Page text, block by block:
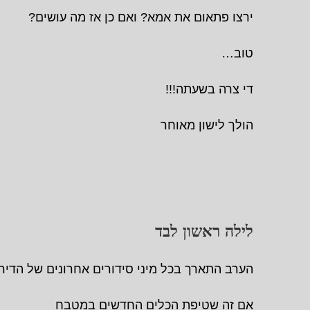
ירצו פתאום את אמא? ואם כן אז מה עושים?
טוב…
די צרה בשעתה!!!
הולך לישון מאוחר
לילה ראשון לבד
הערב התארך בכל מיני סידורים אחרונים של
אם זה שטיפת הכלים החדשים במטבח